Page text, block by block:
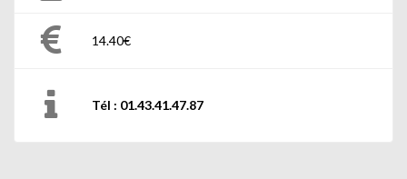
14.40€
Tél : 01.43.41.47.87